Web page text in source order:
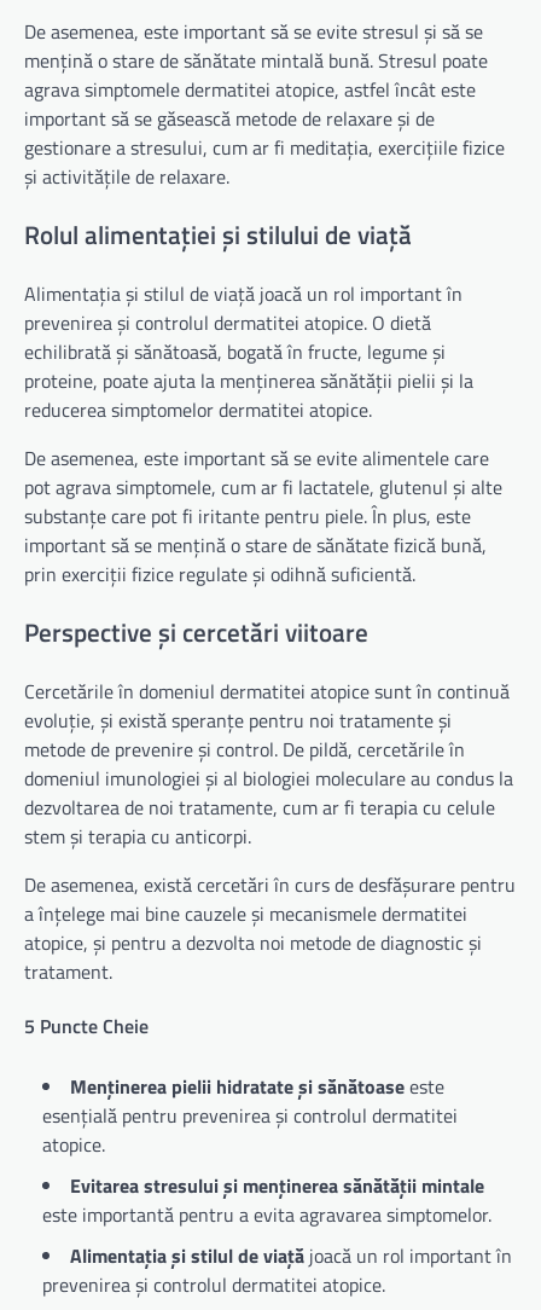
De asemenea, este important să se evite stresul și să se
mențină o stare de sănătate mintală bună. Stresul poate
agrava simptomele dermatitei atopice, astfel încât este
important să se găsească metode de relaxare și de
gestionare a stresului, cum ar fi meditația, exercițiile fizice
și activitățile de relaxare.
Rolul alimentației și stilului de viață
Alimentația și stilul de viață joacă un rol important în
prevenirea și controlul dermatitei atopice. O dietă
echilibrată și sănătoasă, bogată în fructe, legume și
proteine, poate ajuta la menținerea sănătății pielii și la
reducerea simptomelor dermatitei atopice.
De asemenea, este important să se evite alimentele care
pot agrava simptomele, cum ar fi lactatele, glutenul și alte
substanțe care pot fi iritante pentru piele. În plus, este
important să se mențină o stare de sănătate fizică bună,
prin exerciții fizice regulate și odihnă suficientă.
Perspective și cercetări viitoare
Cercetările în domeniul dermatitei atopice sunt în continuă
evoluție, și există speranțe pentru noi tratamente și
metode de prevenire și control. De pildă, cercetările în
domeniul imunologiei și al biologiei moleculare au condus la
dezvoltarea de noi tratamente, cum ar fi terapia cu celule
stem și terapia cu anticorpi.
De asemenea, există cercetări în curs de desfășurare pentru
a înțelege mai bine cauzele și mecanismele dermatitei
atopice, și pentru a dezvolta noi metode de diagnostic și
tratament.
5 Puncte Cheie
Menținerea pielii hidratate și sănătoaseeste
esențială pentru prevenirea și controlul dermatitei
atopice.
Evitarea stresului și menținerea sănătății mintale
este importantă pentru a evita agravarea simptomelor.
Alimentația și stilul de viață joacă un rol important în
prevenirea și controlul dermatitei atopice.